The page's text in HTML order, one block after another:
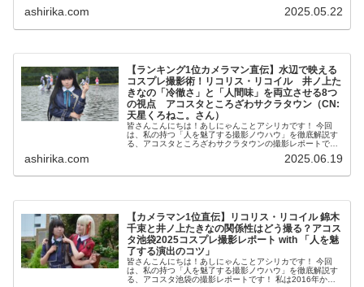
ashirika.com 2025.05.22
【ランキング1位カメラマン直伝】水辺で映える
コスプレ撮影術！リコリス・リコイル 井ノ上た
きなの「冷徹さ」と「人間味」を両立させる8つ
の視点 アコスタところざわサクラタウン（CN:
天星くろねこ。さん）
皆さんこんにちは！あしにゃんことアシリカです！ 今回
は、私の持つ「人を魅了する撮影ノウハウ」を徹底解説す
る、アコスタところざわサクラタウンの撮影レポートで
ashirika.com 2025.06.19
【カメラマン1位直伝】リコリス・リコイル 錦木
千束と井ノ上たきなの関係性はどう撮る？アコス
タ池袋2025コスプレ撮影レポート with 「人を魅
了する演出のコツ」
皆さんこんにちは！あしにゃんことアシリカです！ 今回
は、私の持つ「人を魅了する撮影ノウハウ」を徹底解説す
る、アコスタ池袋の撮影レポートです！ 私は2016年から